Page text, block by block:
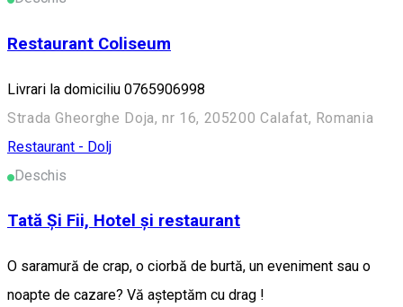
Restaurant Coliseum
Livrari la domiciliu 0765906998
Strada Gheorghe Doja, nr 16, 205200 Calafat, Romania
Restaurant - Dolj
Deschis
Tată Și Fii, Hotel și restaurant
O saramură de crap, o ciorbă de burtă, un eveniment sau o
noapte de cazare? Vă așteptăm cu drag !